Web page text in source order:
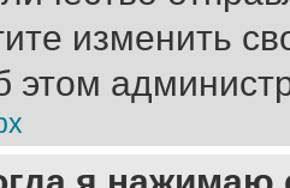
изменить
этом